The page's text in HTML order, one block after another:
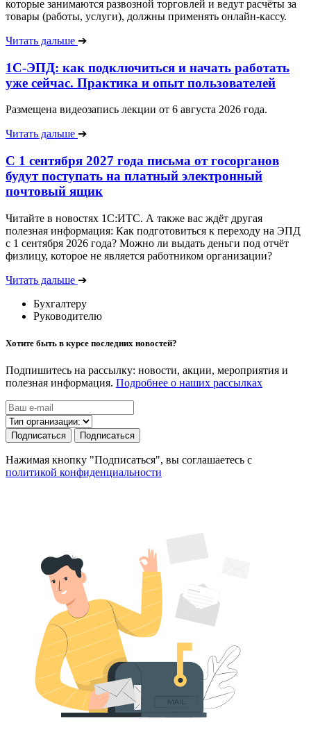
которые занимаются развозной торговлей и ведут расчёты за
товары (работы, услуги), должны применять онлайн-кассу.
Читать дальше ➔
1С-ЭПД: как подключиться и начать работать
уже сейчас. Практика и опыт пользователей
Размещена видеозапись лекции от 6 августа 2026 года.
Читать дальше ➔
С 1 сентября 2027 года письма от госорганов
будут поступать на платный электронный
почтовый ящик
Читайте в новостях 1С:ИТС. А также вас ждёт другая
полезная информация: Как подготовиться к переходу на ЭПД
с 1 сентября 2026 года? Можно ли выдать деньги под отчёт
физлицу, которое не является работником организации?
Читать дальше ➔
Бухгалтеру
Руководителю
Хотите быть в курсе последних новостей?
Подпишитесь на рассылку: новости, акции, мероприятия и
полезная информация. Подробнее о наших рассылках
Подписаться Подписаться
Нажимая кнопку "Подписаться", вы соглашаетесь с
политикой конфиденциальности